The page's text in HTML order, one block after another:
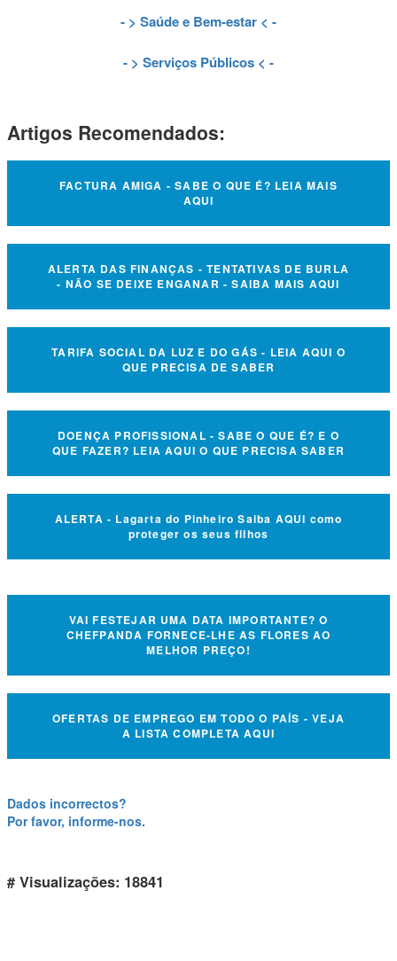
- > Saúde e Bem-estar < -
- > Serviços Públicos < -
Artigos Recomendados:
FACTURA AMIGA - SABE O QUE É? LEIA MAIS
AQUI
ALERTA DAS FINANÇAS - TENTATIVAS DE BURLA
- NÃO SE DEIXE ENGANAR - SAIBA MAIS AQUI
TARIFA SOCIAL DA LUZ E DO GÁS - LEIA AQUI O
QUE PRECISA DE SABER
DOENÇA PROFISSIONAL - SABE O QUE É? E O
QUE FAZER? LEIA AQUI O QUE PRECISA SABER
ALERTA - Lagarta do Pinheiro Saiba AQUI como
proteger os seus filhos
VAI FESTEJAR UMA DATA IMPORTANTE? O
CHEFPANDA FORNECE-LHE AS FLORES AO
MELHOR PREÇO!
OFERTAS DE EMPREGO EM TODO O PAÍS - VEJA
A LISTA COMPLETA AQUI
Dados incorrectos?
Por favor, informe-nos.
# Visualizações: 18841